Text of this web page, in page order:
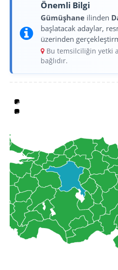
Önemli Bilgi
Gümüşhane ilinden
başlatacak adaylar,
üzerinden
Bu temsilciliğin yetki
bağlıdır.
+
−